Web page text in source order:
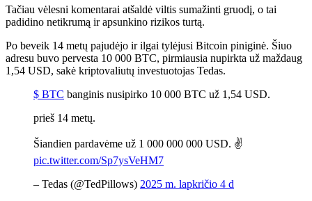
Tačiau vėlesni komentarai atšaldė viltis sumažinti gruodį, o tai
padidino netikrumą ir apsunkino rizikos turtą.
Po beveik 14 metų pajudėjo ir ilgai tylėjusi Bitcoin piniginė. Šiuo
adresu buvo pervesta 10 000 BTC, pirmiausia nupirkta už maždaug
1,54 USD, sakė kriptovaliutų investuotojas Tedas.
$ BTC banginis nusipirko 10 000 BTC už 1,54 USD.
prieš 14 metų.
Šiandien pardavėme už 1 000 000 000 USD. ✌️
pic.twitter.com/Sp7ysVeHM7
– Tedas (@TedPillows) 2025 m. lapkričio 4 d